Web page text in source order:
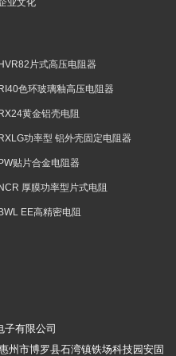
业文化
HVR82片式高压电阻器
RI40色环玻璃釉高压电阻器
RX24黄金铝壳电阻
RXLG功率型 铝外壳固定电阻器
PW贴片合金电阻器
NCR 厚膜功率型片式电阻
BWL EE高精密电阻
子有限公司
州市博罗县石湾镇铁场科技园安固